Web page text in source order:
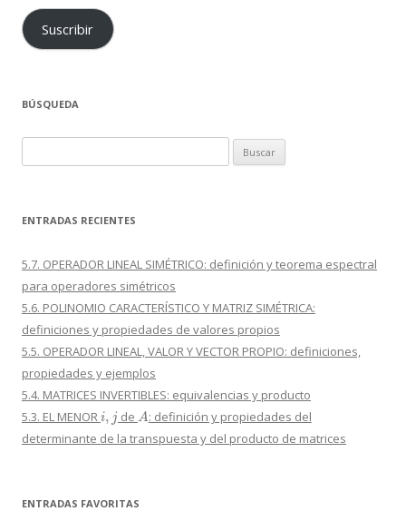
Suscribir
BÚSQUEDA
ENTRADAS RECIENTES
5.7. OPERADOR LINEAL SIMÉTRICO: definición y teorema espectral
para operadores simétricos
5.6. POLINOMIO CARACTERÍSTICO Y MATRIZ SIMÉTRICA:
definiciones y propiedades de valores propios
5.5. OPERADOR LINEAL, VALOR Y VECTOR PROPIO: definiciones,
propiedades y ejemplos
5.4. MATRICES INVERTIBLES: equivalencias y producto
5.3. EL MENORi,j de A: definición y propiedades del
determinante de la transpuesta y del producto de matrices
ENTRADAS FAVORITAS